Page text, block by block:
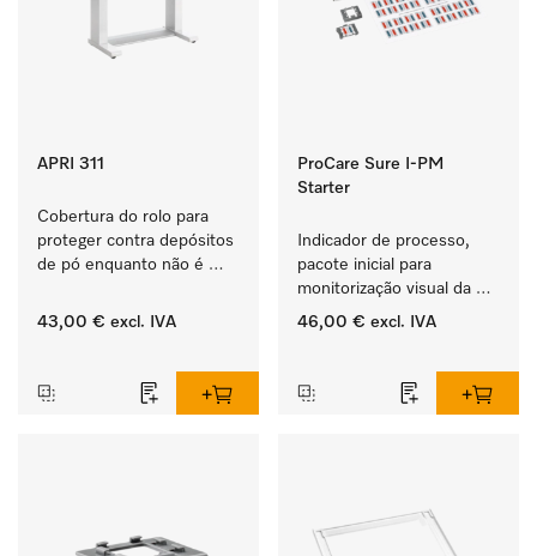
APRI 311
Cobertura do rolo para
proteger contra depósitos
de pó enquanto não é
43,00 € excl. IVA
ProCare Sure I-PM
Starter
Indicador de processo,
pacote inicial para
monitorização visual da
rotina no processo de
46,00 € excl. IVA